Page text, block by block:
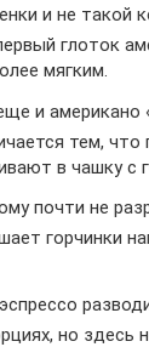
и не такой
глоток
мягким.
и американо
тем, что
в чашку с
почти не
горчинки
но здесь